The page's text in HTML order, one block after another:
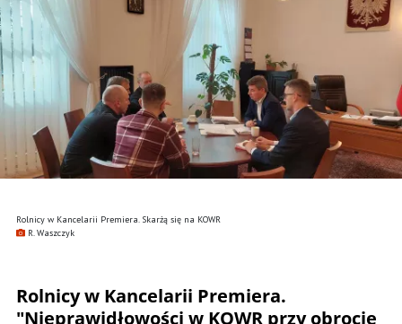
Rolnicy w Kancelarii Premiera. Skarżą się na KOWR
R. Waszczyk
Rolnicy w Kancelarii Premiera.
"Nieprawidłowości w KOWR przy obrocie